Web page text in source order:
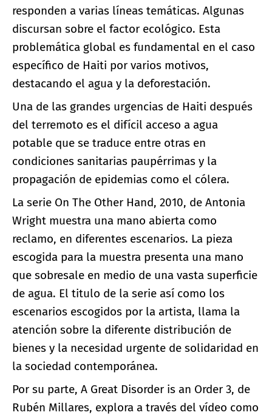
responden a varias líneas temáticas. Algunas
discursan sobre el factor ecológico. Esta
problemática global es fundamental en el caso
específico de Haiti por varios motivos,
destacando el agua y la deforestación.
Una de las grandes urgencias de Haiti después
del terremoto es el difícil acceso a agua
potable que se traduce entre otras en
condiciones sanitarias paupérrimas y la
propagación de epidemias como el cólera.
La serie On The Other Hand, 2010, de Antonia
Wright muestra una mano abierta como
reclamo, en diferentes escenarios. La pieza
escogida para la muestra presenta una mano
que sobresale en medio de una vasta superficie
de agua. El titulo de la serie así como los
escenarios escogidos por la artista, llama la
atención sobre la diferente distribución de
bienes y la necesidad urgente de solidaridad en
la sociedad contemporánea.
Por su parte, A Great Disorder is an Order 3, de
Rubén Millares, explora a través del vídeo como